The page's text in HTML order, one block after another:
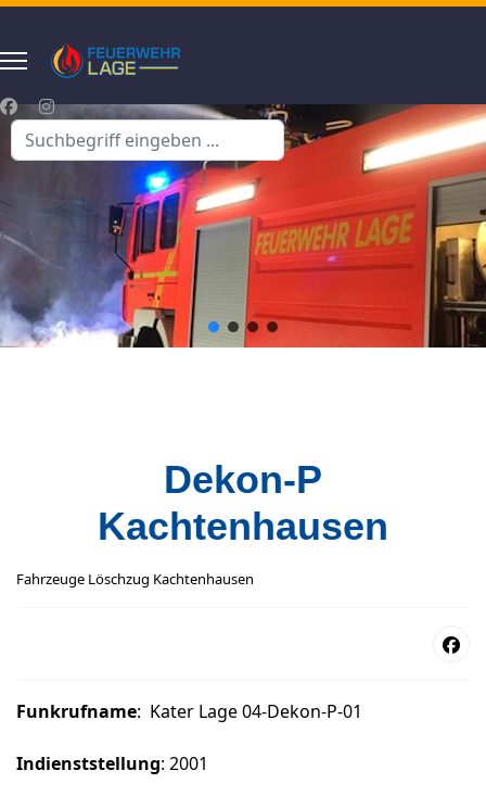
Suchen
...
Dekon-P
Kachtenhausen
Fahrzeuge Löschzug Kachtenhausen
Funkrufname: Kater Lage 04-Dekon-P-01
Indienststellung: 2001